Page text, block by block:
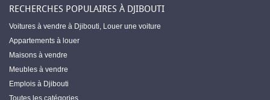
RECHERCHES POPULAIRES À DJIBOUTI
Voitures à vendre à Djibouti, Louer une voiture
Appartements à louer
Maisons à vendre
Meubles à vendre
Emplois à Djibouti
Toutes les catégories